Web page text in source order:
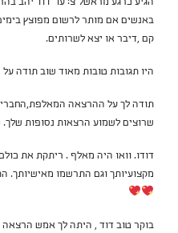
באנשים אם מותר לרשום מפוצץ
קם ,דיבר או יצא לשרותים.
היו תגובות טובות מאוד שוב תודה
תודה לך על ההרצאה
שרוצים לשמוע הרצאות נסופות
דודו. וואו היה מאלף . ריתקת את
מקצועיותך וגם התרשמו מאישיותך.
בוקר טוב דוד , היתה לך אמש הרצאה